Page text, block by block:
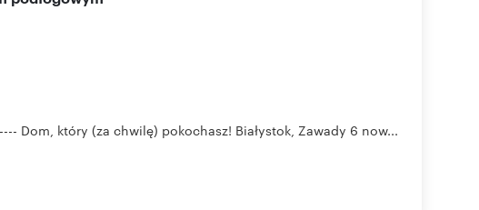
Dom, który (za chwilę) pokochasz! Białystok, Zawady 6 now...